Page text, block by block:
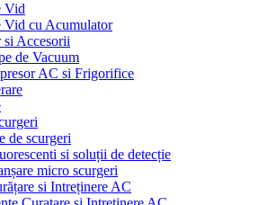
Vid
Vid cu Acumulator
si Accesorii
de Vacuum
AC si Frigorifice
de scurgeri
si soluții de detecție
micro scurgeri
si Intreținere AC